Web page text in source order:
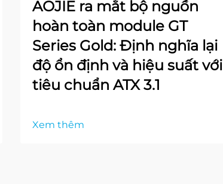
AOJIE ra mắt bộ nguồn
hoàn toàn module GT
Series Gold: Định nghĩa lại
độ ổn định và hiệu suất với
tiêu chuẩn ATX 3.1
Xem thêm